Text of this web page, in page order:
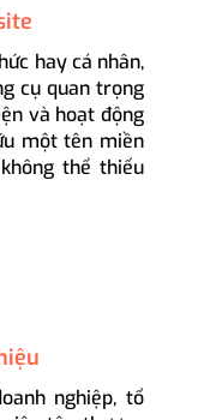
hay cá nhân,
cụ quan trọng
và hoạt động
một tên miền
thể thiếu
nghiệp, tổ